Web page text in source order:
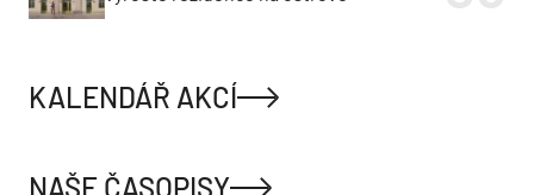
KALENDÁŘ AKCÍ
NAŠE ČASOPISY